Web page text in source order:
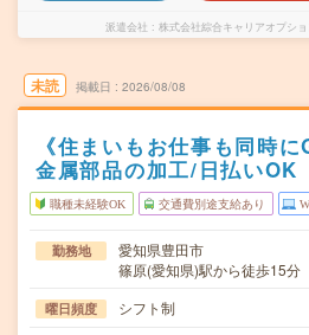
派遣会社 株式会社綜合キャリアオプシ
未読 掲載日 2026/08/08
《住まいもお仕事も同時
金属部品の加工/日払いOK
職種未経験OK 交通費別途支給あり
勤務地
愛知県豊田市
篠原(愛知県)駅から徒歩15分
曜日頻度 シフト制